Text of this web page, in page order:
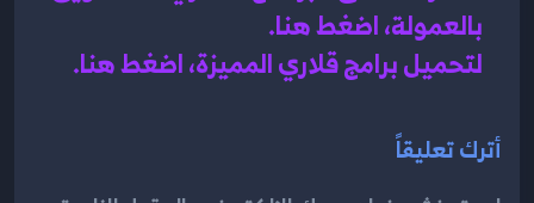
بالعمولة، اضغط هنا.
لتحميل برامج قلاري المميزة، اضغط هنا.
أترك تعليقاً